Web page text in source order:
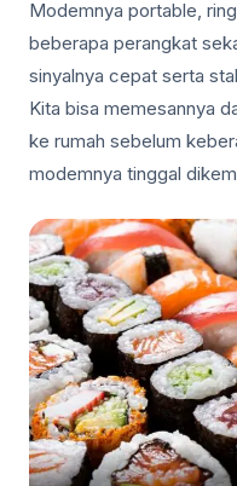
Modemnya portable,
beberapa perangkat
sinyalnya cepat serta
Kita bisa memesannya
ke rumah sebelum
modemnya tinggal